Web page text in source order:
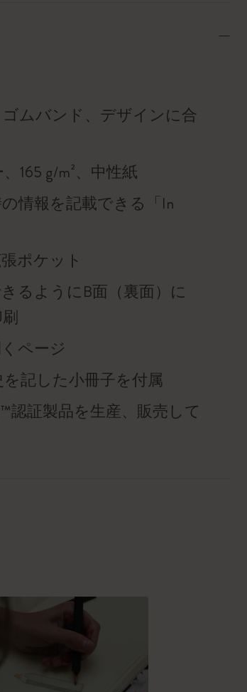
ムバンド、デザインに合
165 g/m²、中性紙
情報を記載できる「In
ポケット
るようにB面（裏面）に
ページ
記した小冊子を付属
認証製品を生産、販売して